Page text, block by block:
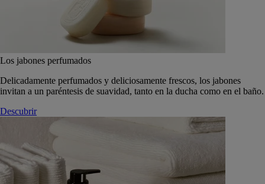
Los jabones perfumados
Delicadamente perfumados y deliciosamente frescos, los jabones
invitan a un paréntesis de suavidad, tanto en la ducha como en el baño.
Descubrir